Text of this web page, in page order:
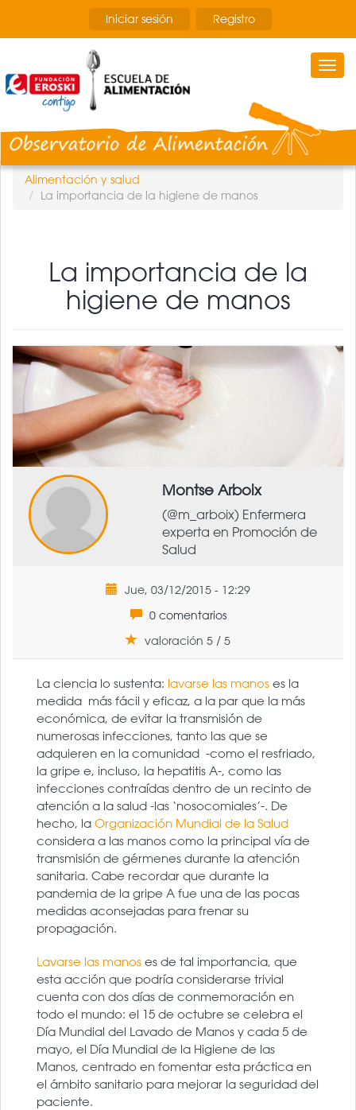
contenido
Iniciar sesión Registro
Alimentación y salud
La importancia de la higiene de manos
La importancia de la
higiene de manos
Montse Arboix
(@m_arboix) Enfermera
experta en Promoción de
Salud
Jue, 03/12/2015 - 12:29
0 comentarios
valoración 5 / 5
La ciencia lo sustenta: lavarse las manos es la
medida más fácil y eficaz, a la par que la más
económica, de evitar la transmisión de
numerosas infecciones, tanto las que se
adquieren en la comunidad -como el resfriado,
la gripe e, incluso, la hepatitis A-, como las
infecciones contraídas dentro de un recinto de
atención a la salud -las ‘nosocomiales’-. De
hecho, la Organización Mundial de la Salud
considera a las manos como la principal vía de
transmisión de gérmenes durante la atención
sanitaria. Cabe recordar que durante la
pandemia de la gripe A fue una de las pocas
medidas aconsejadas para frenar su
propagación.
Lavarse las manos es de tal importancia, que
esta acción que podría considerarse trivial
cuenta con dos días de conmemoración en
todo el mundo: el 15 de octubre se celebra el
Día Mundial del Lavado de Manos y cada 5 de
mayo, el Día Mundial de la Higiene de las
Manos, centrado en fomentar esta práctica en
el ámbito sanitario para mejorar la seguridad del
paciente.